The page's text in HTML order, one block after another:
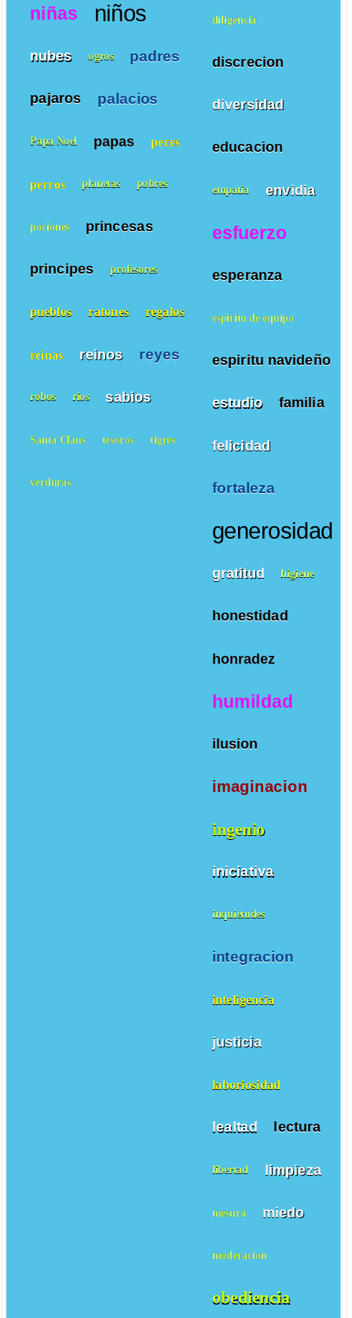
diligencia
discrecion
diversidad
educacion
empatía envidia
esfuerzo
esperanza
espiritu de equipo
espiritu navideño
estudio familia
felicidad
fortaleza
generosidad
gratitud higiene
honestidad
honradez
humildad
ilusion
imaginacion
ingenio
iniciativa
inquietudes
integracion
inteligencia
justicia
laboriosidad
lealtad lectura
libertad limpieza
mesura miedo
moderacion
obediencia
niñas niños
nubes ogros padres
pajaros palacios
Papa Noel papas peces
perros planetas pobres
pociones princesas
principes profesores
pueblos ratones regalos
reinas reinos reyes
robos ríos sabios
Santa Claus tesoros tigres
verduras